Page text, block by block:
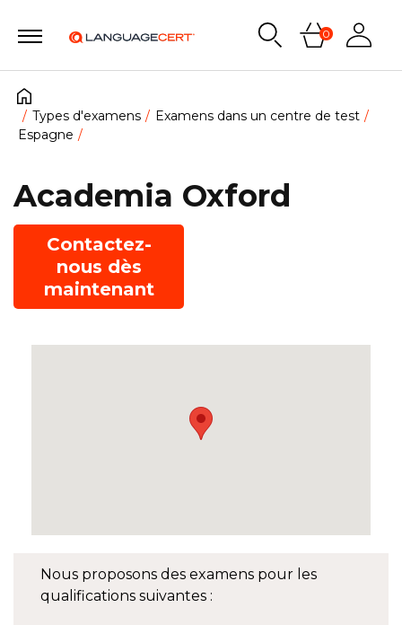
0
Types d'examens
Examens dans un centre de test
Espagne
Nous proposons des examens pour les
qualifications suivantes :
Academia Oxford
Contactez-
nous dès
maintenant